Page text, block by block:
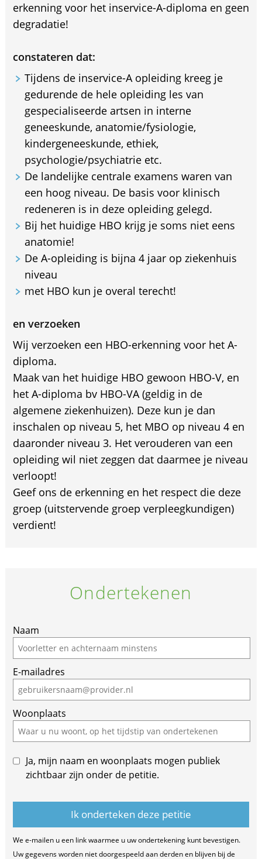
erkenning voor het inservice-A-diploma en geen
degradatie!
constateren dat:
Tijdens de inservice-A opleiding kreeg je
gedurende de hele opleiding les van
gespecialiseerde artsen in interne
geneeskunde, anatomie/fysiologie,
kindergeneeskunde, ethiek,
psychologie/psychiatrie etc.
De landelijke centrale examens waren van
een hoog niveau. De basis voor klinisch
redeneren is in deze opleiding gelegd.
Bij het huidige HBO krijg je soms niet eens
anatomie!
De A-opleiding is bijna 4 jaar op ziekenhuis
niveau
met HBO kun je overal terecht!
en verzoeken
Wij verzoeken een HBO-erkenning voor het A-
diploma.
Maak van het huidige HBO gewoon HBO-V, en
het A-diploma bv HBO-VA (geldig in de
algemene ziekenhuizen). Deze kun je dan
inschalen op niveau 5, het MBO op niveau 4 en
daaronder niveau 3. Het verouderen van een
opleiding wil niet zeggen dat daarmee je niveau
verloopt!
Geef ons de erkenning en het respect die deze
groep (uitstervende groep verpleegkundigen)
verdient!
Ondertekenen
Naam
E-mailadres
Woonplaats
Ja, mijn naam en woonplaats mogen publiek
zichtbaar zijn onder de petitie.
We e-mailen u een link waarmee u uw ondertekening kunt bevestigen.
Uw gegevens worden niet doorgespeeld aan derden en blijven bij de